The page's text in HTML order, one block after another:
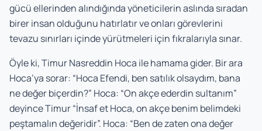
gücü ellerinden alındığında yöneticilerin aslında sıradan
birer insan olduğunu hatırlatır ve onları görevlerini
tevazu sınırları içinde yürütmeleri için fıkralarıyla sınar.
Öyle ki, Timur Nasreddin Hoca ile hamama gider. Bir ara
Hoca’ya sorar: “Hoca Efendi, ben satılık olsaydım, bana
ne değer biçerdin?” Hoca: “On akçe ederdin sultanım”
deyince Timur “İnsaf et Hoca, on akçe benim belimdeki
peştamalın değeridir”. Hoca: “Ben de zaten ona değer